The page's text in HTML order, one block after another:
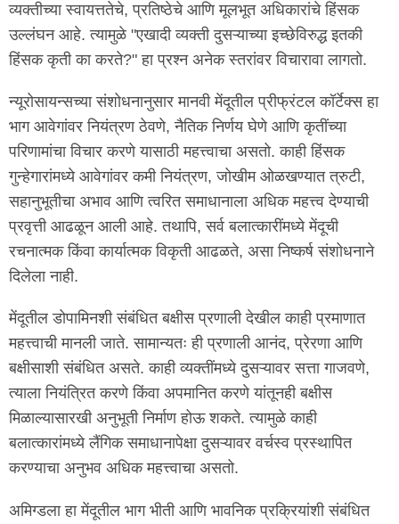
व्यक्तीच्या स्वायत्ततेचे, प्रतिष्ठेचे आणि मूलभूत अधिकारांचे हिंसक
उल्लंघन आहे. त्यामुळे "एखादी व्यक्ती दुसऱ्याच्या इच्छेविरुद्ध इतकी
हिंसक कृती का करते?" हा प्रश्न अनेक स्तरांवर विचारावा लागतो.
न्यूरोसायन्सच्या संशोधनानुसार मानवी मेंदूतील प्रीफ्रंटल कॉर्टेक्स हा
भाग आवेगांवर नियंत्रण ठेवणे, नैतिक निर्णय घेणे आणि कृतींच्या
परिणामांचा विचार करणे यासाठी महत्त्वाचा असतो. काही हिंसक
गुन्हेगारांमध्ये आवेगांवर कमी नियंत्रण, जोखीम ओळखण्यात त्रुटी,
सहानुभूतीचा अभाव आणि त्वरित समाधानाला अधिक महत्त्व देण्याची
प्रवृत्ती आढळून आली आहे. तथापि, सर्व बलात्कारींमध्ये मेंदूची
रचनात्मक किंवा कार्यात्मक विकृती आढळते, असा निष्कर्ष संशोधनाने
दिलेला नाही.
मेंदूतील डोपामिनशी संबंधित बक्षीस प्रणाली देखील काही प्रमाणात
महत्त्वाची मानली जाते. सामान्यतः ही प्रणाली आनंद, प्रेरणा आणि
बक्षीसाशी संबंधित असते. काही व्यक्तींमध्ये दुसऱ्यावर सत्ता गाजवणे,
त्याला नियंत्रित करणे किंवा अपमानित करणे यांतूनही बक्षीस
मिळाल्यासारखी अनुभूती निर्माण होऊ शकते. त्यामुळे काही
बलात्कारांमध्ये लैंगिक समाधानापेक्षा दुसऱ्यावर वर्चस्व प्रस्थापित
करण्याचा अनुभव अधिक महत्त्वाचा असतो.
अमिग्डला हा मेंदूतील भाग भीती आणि भावनिक प्रक्रियांशी संबंधित